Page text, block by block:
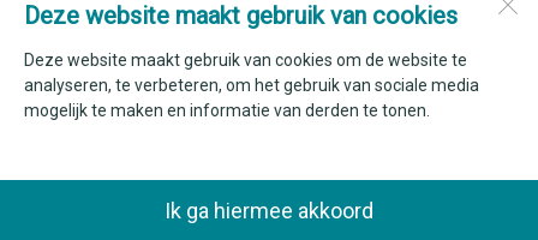
Deze website maakt gebruik van cookies
Deze website maakt gebruik van cookies om de website te
analyseren, te verbeteren, om het gebruik van sociale media
mogelijk te maken en informatie van derden te tonen.
Ik ga hiermee akkoord